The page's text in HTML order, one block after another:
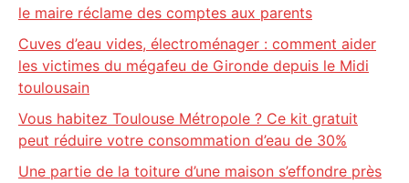
le maire réclame des comptes aux parents
Cuves d’eau vides, électroménager : comment aider
les victimes du mégafeu de Gironde depuis le Midi
toulousain
Vous habitez Toulouse Métropole ? Ce kit gratuit
peut réduire votre consommation d’eau de 30%
Une partie de la toiture d’une maison s’effondre près